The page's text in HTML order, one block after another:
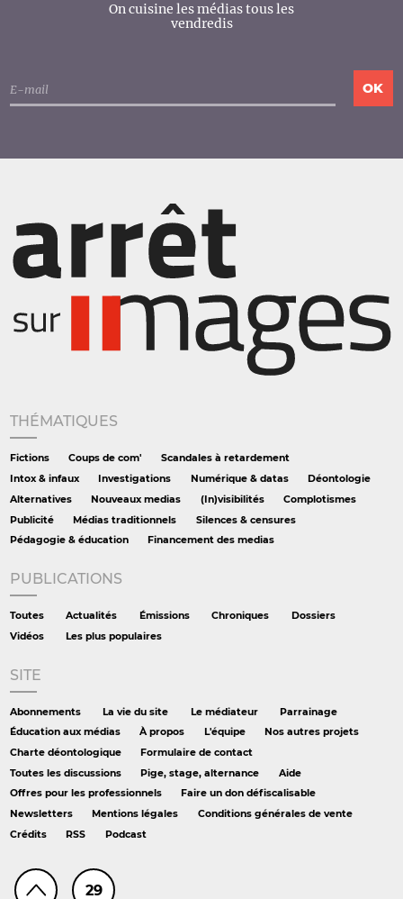
29
On cuisine les médias tous les
vendredis
THÉMATIQUES
Fictions Coups de com'
Scandales à retardement
Intox & infaux
Investigations Numérique & datas
Déontologie
Alternatives
Nouveaux medias (In)visibilités
Complotismes
Publicité
Médias traditionnels
Silences & censures
Pédagogie & éducation
Financement des medias
PUBLICATIONS
Toutes Actualités Émissions Chroniques
Dossiers
Vidéos
Les plus populaires
SITE
Abonnements La vie du site Le médiateur
Parrainage
Éducation aux médias
À propos L'équipe
Nos autres projets
Charte déontologique
Formulaire de contact
Toutes les discussions
Pige, stage, alternance
Aide
Offres pour les professionnels
Faire un don défiscalisable
Newsletters
Mentions légales
Conditions générales de vente
Crédits
RSS Podcast